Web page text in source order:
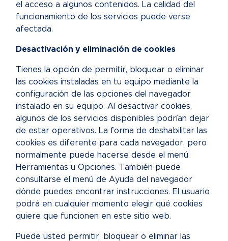
el acceso a algunos contenidos. La calidad del
funcionamiento de los servicios puede verse
afectada.
Desactivación y eliminación de cookies
Tienes la opción de permitir, bloquear o eliminar
las cookies instaladas en tu equipo mediante la
configuración de las opciones del navegador
instalado en su equipo. Al desactivar cookies,
algunos de los servicios disponibles podrían dejar
de estar operativos. La forma de deshabilitar las
cookies es diferente para cada navegador, pero
normalmente puede hacerse desde el menú
Herramientas u Opciones. También puede
consultarse el menú de Ayuda del navegador
dónde puedes encontrar instrucciones. El usuario
podrá en cualquier momento elegir qué cookies
quiere que funcionen en este sitio web.
Puede usted permitir, bloquear o eliminar las